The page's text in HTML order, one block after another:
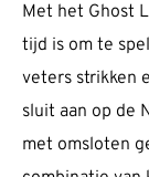
Met het Ghost
tijd is om te
veters strikken
sluit aan op de
met omsloten